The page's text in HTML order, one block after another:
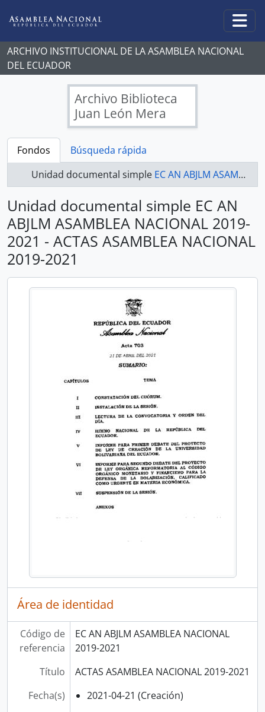
ARCHIVO INSTITUCIONAL DE LA ASAMBLEA NACIONAL
DEL ECUADOR
Archivo Biblioteca
Juan León Mera
Fondos
Búsqueda rápida
Unidad documental simple EC AN ABJLM ASAMBLEA NACIONAL 2019-2021 - ACTAS ASAMBLEA NACIONAL 2019-2021
Unidad documental simple EC AN
ABJLM ASAMBLEA NACIONAL 2019-
2021 - ACTAS ASAMBLEA NACIONAL
2019-2021
Área de identidad
Código de
referencia
EC AN ABJLM ASAMBLEA NACIONAL
2019-2021
Título
ACTAS ASAMBLEA NACIONAL 2019-2021
Fecha(s)
2021-04-21 (Creación)